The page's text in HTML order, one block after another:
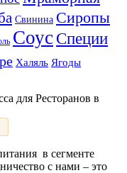
Свинина Сиропы
Соус Специи
Халяль Ягоды
в сегменте
с нами – это